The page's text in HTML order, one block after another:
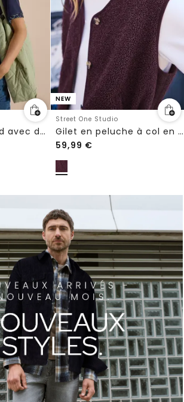
T-shirt à col rond avec des détails léopard
NEW
Street One Studio
Gilet en peluche à col en V et boutons
59,99 €